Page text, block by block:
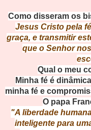
Como disseram os
Jesus Cristo pela
graça, e transmitir
que o Senhor
Qual o meu
Minha fé é
minha fé e
O papa
"A liberdade
inteligente para